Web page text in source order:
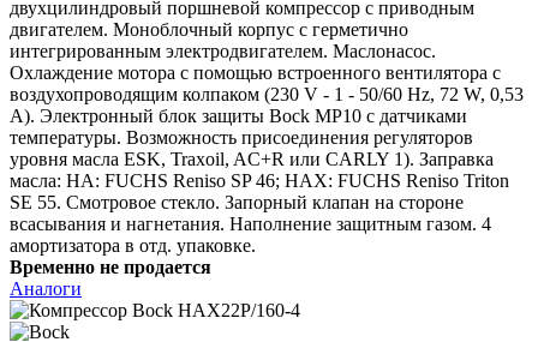
двухцилиндровый поршневой компрессор с приводным
двигателем. Моноблочный корпус с герметично
интегрированным электродвигателем. Маслонасос.
Охлаждение мотора с помощью встроенного вентилятора с
воздухопроводящим колпаком (230 V - 1 - 50/60 Hz, 72 W, 0,53
A). Электронный блок защиты Bock MP10 с датчиками
температуры. Возможность присоединения регуляторов
уровня масла ESK, Traxoil, AC+R или CARLY 1). Заправка
масла: HA: FUCHS Reniso SP 46; HAX: FUCHS Reniso Triton
SE 55. Смотровое стекло. Запорный клапан на стороне
всасывания и нагнетания. Наполнение защитным газом. 4
амортизатора в отд. упаковке.
Временно не продается
Аналоги